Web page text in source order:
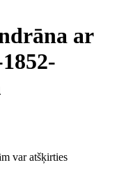
ar
var atšķirties